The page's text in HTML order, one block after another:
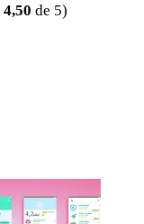
4,50 de 5)